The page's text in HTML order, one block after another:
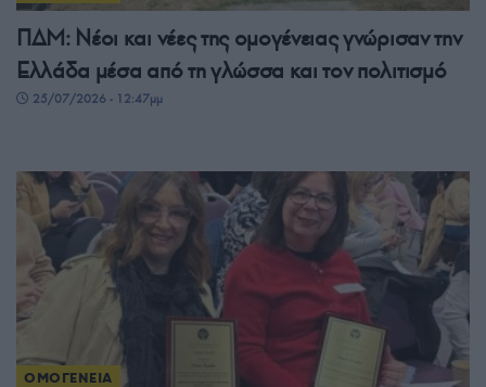
ΠΔΜ: Νέοι και νέες της ομογένειας γνώρισαν την
Ελλάδα μέσα από τη γλώσσα και τον πολιτισμό
25/07/2026 - 12:47μμ
ΟΜΟΓΕΝΕΙΑ